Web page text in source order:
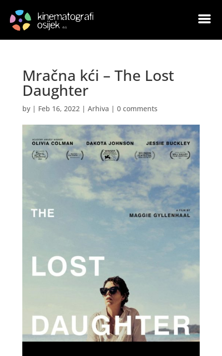
Mračna kći – The Lost
Daughter
by | Feb 16, 2022| Arhiva | 0 comments